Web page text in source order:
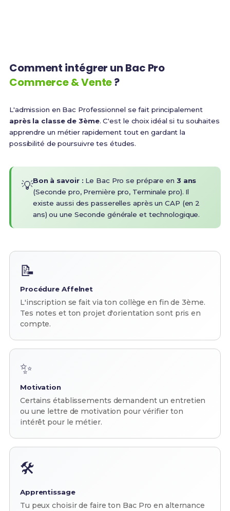
Comment intégrer un Bac Pro
Commerce & Vente?
L'admission en Bac Professionnel se fait principalement
après la classe de 3ème. C'est le choix idéal si tu souhaites
apprendre un métier rapidement tout en gardant la
possibilité de poursuivre tes études.
💡Bon à savoir : Le Bac Pro se prépare en 3 ans
(Seconde pro, Première pro, Terminale pro). Il
existe aussi des passerelles après un CAP (en 2
ans) ou une Seconde générale et technologique.
📝
Procédure Affelnet
L'inscription se fait via ton collège en fin de 3ème.
Tes notes et ton projet d'orientation sont pris en
compte.
✨
Motivation
Certains établissements demandent un entretien
ou une lettre de motivation pour vérifier ton
intérêt pour le métier.
🛠️
Apprentissage
Tu peux choisir de faire ton Bac Pro en alternance